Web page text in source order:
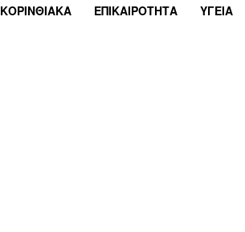
ΚΟΡΙΝΘΙΑΚΑ ΕΠΙΚΑΙΡΟΤΗΤΑ ΥΓΕΙΑ